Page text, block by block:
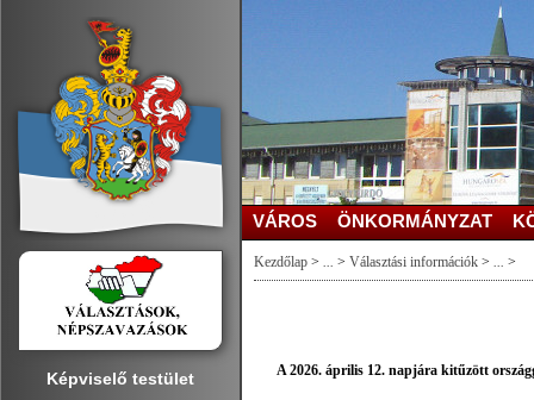
Képviselő testület
VÁROS ÖNKORMÁNYZAT
Kezdőlap > ... > Választási információk > ... >
A 2026. április 12. napjára kitűzött